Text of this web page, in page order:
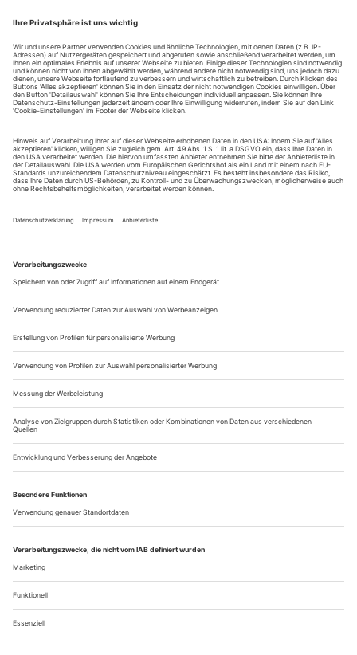
Hier hat die Jugend das Wort. Das muss jedem auffallen, der
am Bahnhof aus dem Zug steigt und den Ausgang Richtung
Zentrum nimmt. Auf einer bunten, großformatigen Werbetafel
im Fußgängertunnel, gestaltet im Comic-Art-Stil, lässt Gregor
aus der 4. Klasse wissen: «Mein Lieblingsort in Cottbus ist das
Energie-Stadion. Es ist wie ein Hexenkessel, in dem es
Zerfetzt
Mozart: Così fan tutte am Musiktheater im Revier Gelsenkirchen
Mozarts «Così fan tutte» ist eine der wenigen Opern, die man
jedem Setting, ob konkret verortet oder abstrakt, funktioniert.
Die Wette auf die Frauentreue, die Don Alfonso inszeniert,
gleitet dem misogynen Zyniker schnell aus der Hand, aus
Spiel wird Ernst....
Eigentum ist Diebstahl
Das Théâtre des Champs-Elysées in Paris zeigt Antonio Vivaldis
«L’Olimpiade» in Starbesetzung, das Teatro La Fenice in Venedig sein
Pasticcio «Bajazet» grell modernisiert
Die beiden Vivaldi-Opern, die im Juni in Venedig und Paris
aufgeführt wurden, spiegeln in ihren Inszenierungen zwei
ganz unterschiedliche Arten, wie Barockoper heute gezeigt
werden kann: modernisiert oder eher klassisch. Welcher
Ansatz trifft besser? Antonio Vivaldi jedenfalls schrieb
seineDramme in musicamit einer gewissen Lässigkeit. Es war
nicht ungewöhnlich,...
Über uns Kontakt Kritikerumfrage Newsletter